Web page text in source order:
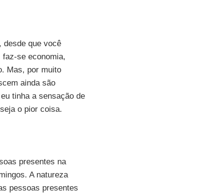
desde que você
faz-se economia,
Mas, por muito
ainda são
tinha a sensação de
o pior coisa.
presentes na
A natureza
pessoas presentes